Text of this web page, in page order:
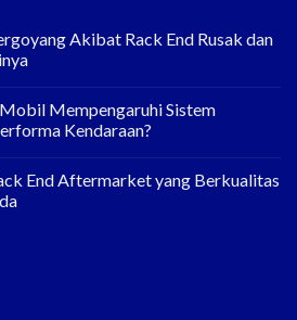
Akibat Rack End Rusak dan
Mempengaruhi Sistem
Kendaraan?
End Aftermarket yang Berkualitas